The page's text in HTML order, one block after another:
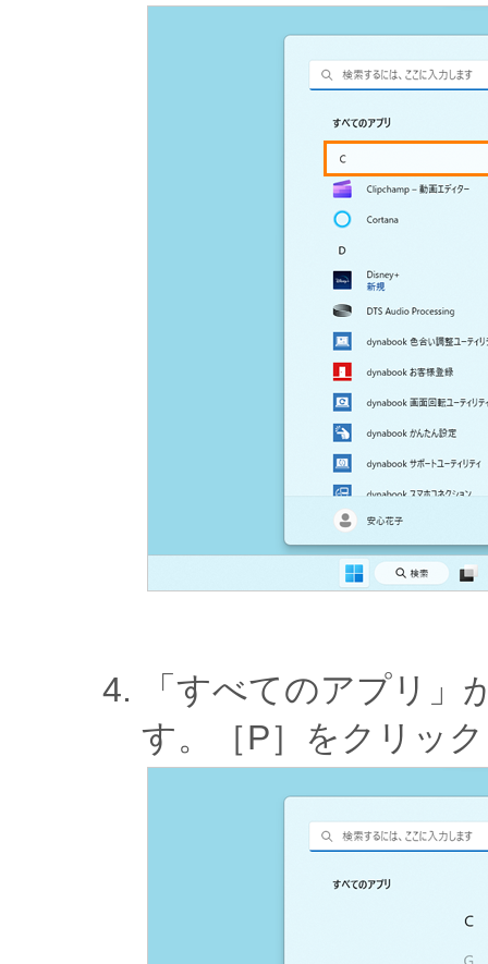
「すべてのアプリ
す。［P］をクリッ